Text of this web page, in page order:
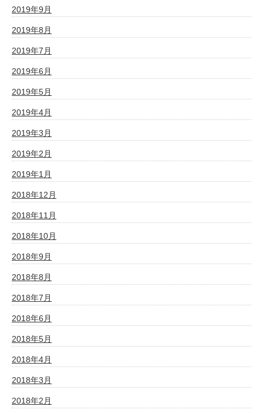
2019年9月
2019年8月
2019年7月
2019年6月
2019年5月
2019年4月
2019年3月
2019年2月
2019年1月
2018年12月
2018年11月
2018年10月
2018年9月
2018年8月
2018年7月
2018年6月
2018年5月
2018年4月
2018年3月
2018年2月